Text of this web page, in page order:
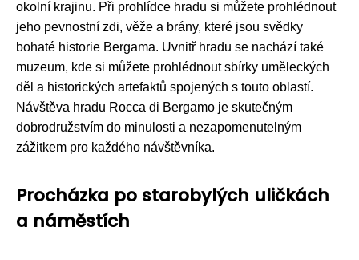
okolní krajinu. Při prohlídce hradu si můžete prohlédnout
jeho pevnostní zdi, věže a brány, které jsou svědky
bohaté historie Bergama. Uvnitř hradu se nachází také
muzeum, kde si můžete prohlédnout sbírky uměleckých
děl a historických artefaktů spojených s touto oblastí.
Návštěva hradu Rocca di Bergamo je skutečným
dobrodružstvím do minulosti a nezapomenutelným
zážitkem pro každého návštěvníka.
Procházka po starobylých uličkách
a náměstích